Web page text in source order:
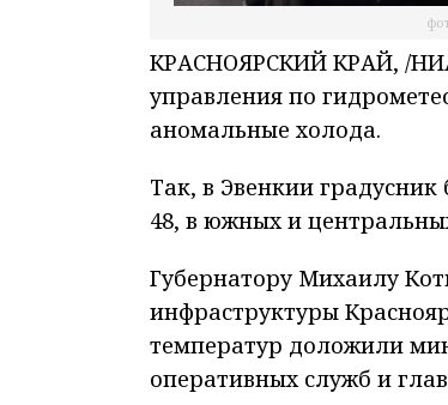
КРАСНОЯРСКИЙ КРАЙ, /
управления по
аномальные холода.
Так, в Эвенкии градусник
48, в южных и
Губернатору Михаилу
инфраструктуры
температур доложили
оперативных служб и